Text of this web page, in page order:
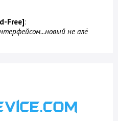
Free]:
не алё